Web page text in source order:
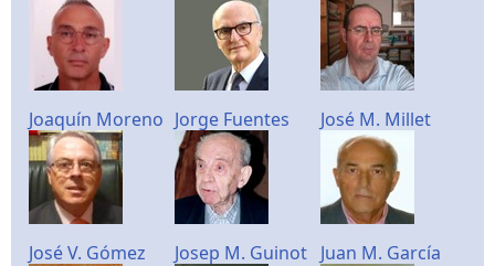
Joaquín Moreno Jorge Fuentes José M. Millet
José V. Gómez Josep M. Guinot Juan M. García